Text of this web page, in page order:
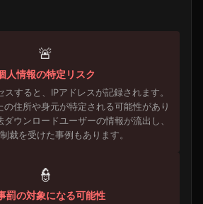
🚨
人情報の特定リスク
すると、IPアドレスが記録されます。
の住所や身元が特定される可能性があり
ダウンロードユーザーの情報が流出し、
裁を受けた事例もあります。
👮
罰の対象になる可能性